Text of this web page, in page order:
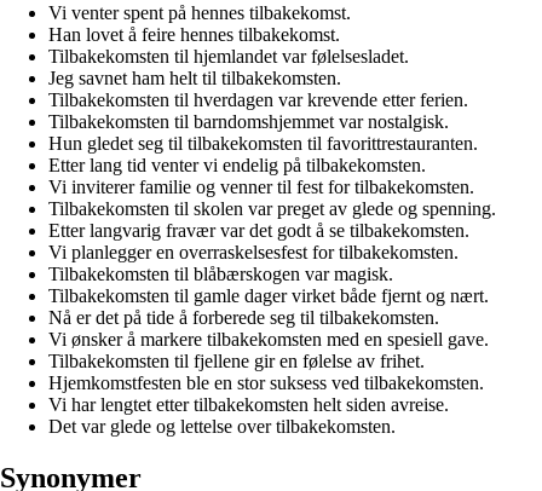
Vi venter spent på hennes tilbakekomst.
Han lovet å feire hennes tilbakekomst.
Tilbakekomsten til hjemlandet var følelsesladet.
Jeg savnet ham helt til tilbakekomsten.
Tilbakekomsten til hverdagen var krevende etter ferien.
Tilbakekomsten til barndomshjemmet var nostalgisk.
Hun gledet seg til tilbakekomsten til favorittrestauranten.
Etter lang tid venter vi endelig på tilbakekomsten.
Vi inviterer familie og venner til fest for tilbakekomsten.
Tilbakekomsten til skolen var preget av glede og spenning.
Etter langvarig fravær var det godt å se tilbakekomsten.
Vi planlegger en overraskelsesfest for tilbakekomsten.
Tilbakekomsten til blåbærskogen var magisk.
Tilbakekomsten til gamle dager virket både fjernt og nært.
Nå er det på tide å forberede seg til tilbakekomsten.
Vi ønsker å markere tilbakekomsten med en spesiell gave.
Tilbakekomsten til fjellene gir en følelse av frihet.
Hjemkomstfesten ble en stor suksess ved tilbakekomsten.
Vi har lengtet etter tilbakekomsten helt siden avreise.
Det var glede og lettelse over tilbakekomsten.
Synonymer